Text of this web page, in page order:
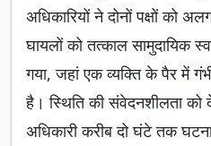
अधिकारियों ने दोनों पक्षों को
घायलों को तत्काल सामुदायिक
गया, जहां एक व्यक्ति के पैर में
है। स्थिति की संवेदनशीलता
अधिकारी करीब दो घंटे तक